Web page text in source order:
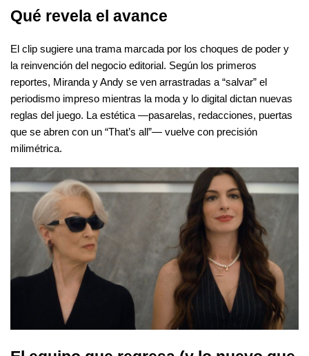
Qué revela el avance
El clip sugiere una trama marcada por los choques de poder y
la reinvención del negocio editorial. Según los primeros
reportes, Miranda y Andy se ven arrastradas a “salvar” el
periodismo impreso mientras la moda y lo digital dictan nuevas
reglas del juego. La estética —pasarelas, redacciones, puertas
que se abren con un “That’s all”— vuelve con precisión
milimétrica.